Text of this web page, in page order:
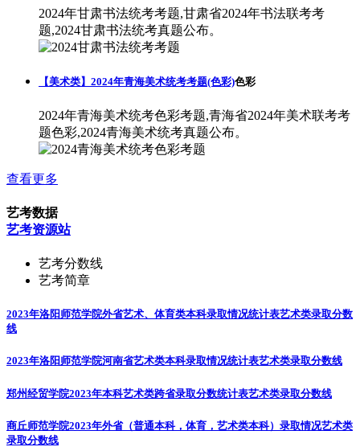
2024年甘肃书法统考考题,甘肃省2024年书法联考考
题,2024甘肃书法统考真题公布。
【美术类】2024年青海美术统考考题(色彩)色彩
2024年青海美术统考色彩考题,青海省2024年美术联考考
题色彩,2024青海美术统考真题公布。
查看更多
艺考数据
艺考资源站
艺考分数线
艺考简章
2023年洛阳师范学院外省艺术、体育类本科录取情况统计表艺术类录取分数
线
2023年洛阳师范学院河南省艺术类本科录取情况统计表艺术类录取分数线
郑州经贸学院2023年本科艺术类跨省录取分数统计表艺术类录取分数线
商丘师范学院2023年外省（普通本科，体育，艺术类本科）录取情况艺术类
录取分数线